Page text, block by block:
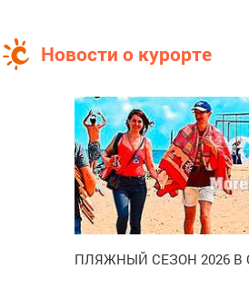
Новости о курорте
ПЛЯЖНЫЙ СЕЗОН 2026 В